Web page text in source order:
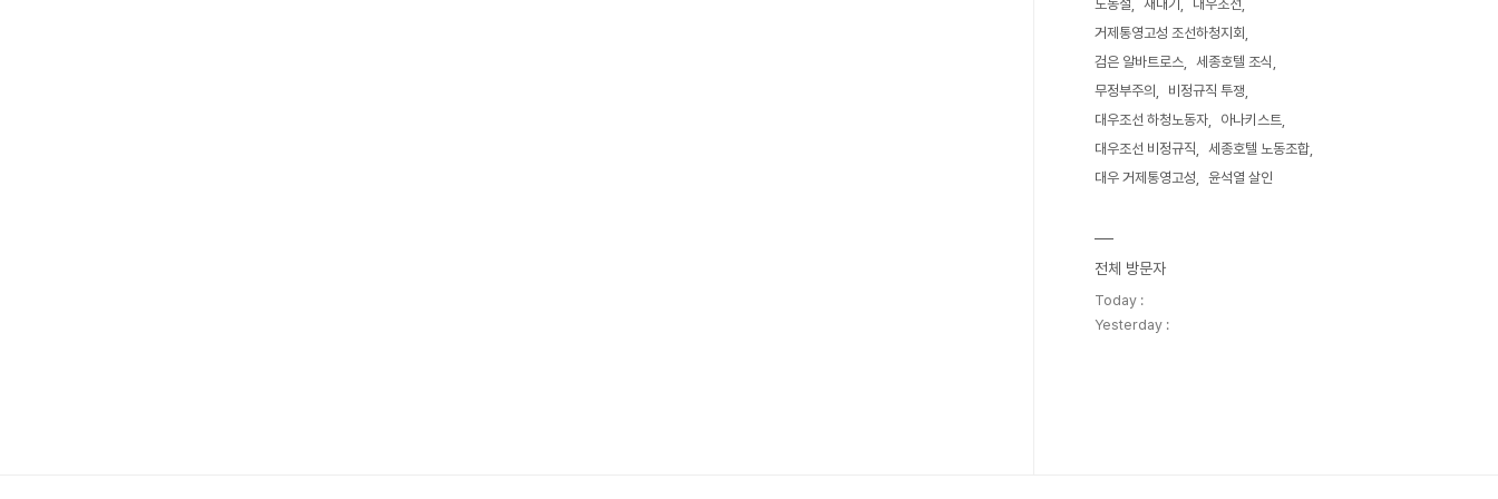
노동절 새내기
대우조선
거제통영고성 조선하청지회
검은 알바트로스
세종호텔 조식
무정부주의
비정규직 투쟁
대우조선 하청노동자
아나키스트
대우조선 비정규직
세종호텔 노동조합
대우 거제통영고성
윤석열 살인
전체 방문자
Today :
Yesterday :